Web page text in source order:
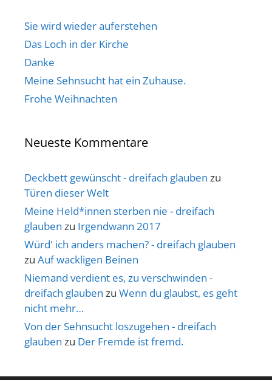
Sie wird wieder auferstehen
Das Loch in der Kirche
Danke
Meine Sehnsucht hat ein Zuhause.
Frohe Weihnachten
Neueste Kommentare
Deckbett gewünscht - dreifach glauben zu
Türen dieser Welt
Meine Held*innen sterben nie - dreifach
glauben zu Irgendwann 2017
Würd' ich anders machen? - dreifach glauben
zu Auf wackligen Beinen
Niemand verdient es, zu verschwinden -
dreifach glauben zu Wenn du glaubst, es geht
nicht mehr…
Von der Sehnsucht loszugehen - dreifach
glauben zu Der Fremde ist fremd.